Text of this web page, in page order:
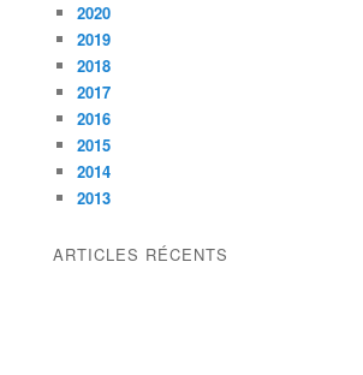
2020
2019
2018
2017
2016
2015
2014
2013
ARTICLES RÉCENTS